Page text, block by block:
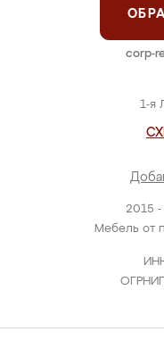
2015
Мебель от
1-я
corp-